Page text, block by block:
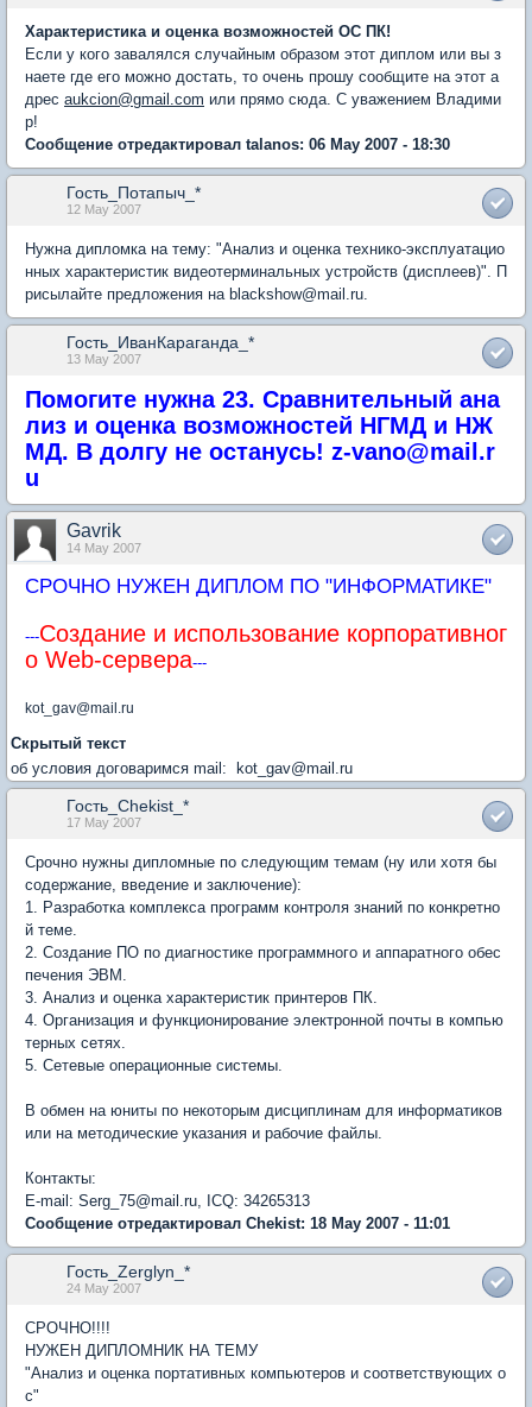
Характеристика и оценка возможностей ОС ПК!
Если у кого завалялся случайным образом этот диплом или вы з
наете где его можно достать, то очень прошу сообщите на этот а
дрес aukcion@gmail.com или прямо сюда. С уважением Владими
р!
Сообщение отредактировал talanos: 06 May 2007 - 18:30
Гость_Потапыч_*
12 May 2007
Нужна дипломка на тему: "Анализ и оценка технико-эксплуатацио
нных характеристик видеотерминальных устройств (дисплеев)". П
рисылайте предложения на blackshow@mail.ru.
Гость_ИванКараганда_*
13 May 2007
Помогите нужна 23. Сравнительный ана
лиз и оценка возможностей НГМД и НЖ
МД. В долгу не останусь! z-vano@mail.r
u
Gavrik
14 May 2007
СРОЧНО НУЖЕН ДИПЛОМ ПО "ИНФОРМАТИКЕ"
---Создание и использование корпоративног
о Web-сервера---
kot_gav@mail.ru
Скрытый текст
об условия договаримся mail: kot_gav@mail.ru
Гость_Chekist_*
17 May 2007
Срочно нужны дипломные по следующим темам (ну или хотя бы
содержание, введение и заключение):
1. Разработка комплекса программ контроля знаний по конкретно
й теме.
2. Создание ПО по диагностике программного и аппаратного обес
печения ЭВМ.
3. Анализ и оценка характеристик принтеров ПК.
4. Организация и функционирование электронной почты в компью
терных сетях.
5. Сетевые операционные системы.
В обмен на юниты по некоторым дисциплинам для информатиков
или на методические указания и рабочие файлы.
Контакты:
E-mail: Serg_75@mail.ru, ICQ: 34265313
Сообщение отредактировал Chekist: 18 May 2007 - 11:01
Гость_Zerglyn_*
24 May 2007
СРОЧНО!!!!
НУЖЕН ДИПЛОМНИК НА ТЕМУ
"Анализ и оценка портативных компьютеров и соответствующих о
с"